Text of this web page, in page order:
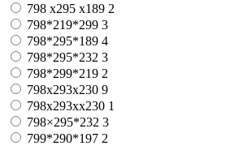
798 x295 x189 2
798*219*299 3
798*295*189 4
798*295*232 3
798*299*219 2
798x293x230 9
798x293xx230 1
798×295*232 3
799*290*197 2